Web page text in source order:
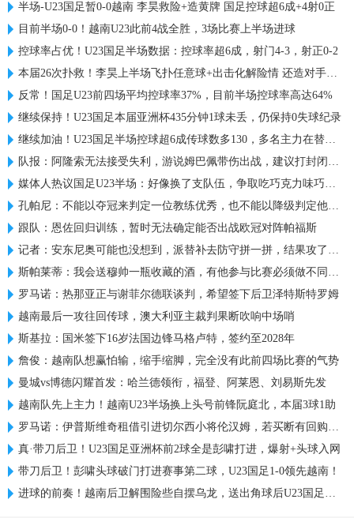
半场-U23国足暂0-0越南 李昊救险+造黄牌 国足控球超6成+4射0正
目前半场0-0！越南U23此前4战全胜，3场比赛上半场进球
控球率占优！U23国足半场数据：控球率超6成，射门4-3，射正0-2
本届26次扑救！李昊上半场飞扑任意球+出击化解险情 还造对手一黄
反常！国足U23前四场平均控球率37%，目前半场控球率高达64%
继续保持！U23国足本届亚洲杯435分钟1球未丢，仍保持0失球纪录
继续加油！U23国足半场控球超6成传球数多130，多名主力在替补席
队报：阿隆索无法接受失利，游说姆巴佩带伤出战，建议打封闭被拒
媒体人热议国足U23半场：好像换了支队伍，争取吃巧克力味巧克力
孔帕尼：不能以夺冠来判定一位教练优秀，也不能以降级判定他糟糕
跟队：恩佐回归训练，暂时无法确定能否出战欧冠对阵帕福斯
记者：安东尼奥可能也没想到，派替补去防守拼一拼，结果攻了半场
斯帕莱蒂：我会送穆帅一瓶收藏的酒，有他参与比赛必须做不同准备
罗马诺：热那亚正与谢菲尔德联谈判，希望签下后卫泽特斯特罗姆
越南最后一攻往回传球，澳大利亚主裁判果断吹响中场哨
斯基拉：国米签下16岁法国边锋马格卢特，签约至2028年
詹俊：越南队想赢怕输，缩手缩脚，完全没有此前四场比赛的气势
曼城vs博德闪耀首发：哈兰德领衔，福登、阿莱恩、刘易斯先发
越南队先上主力！越南U23半场换上头号前锋阮庭北，本届3球1助
罗马诺：伊普斯维奇租借引进切尔西小将伦汉姆，若买断有回购条款
真·带刀后卫！U23国足亚洲杯前2球全是彭啸打进，爆射+头球入网
带刀后卫！彭啸头球破门打进赛事第二球，U23国足1-0领先越南！
进球的前奏！越南后卫解围险些自摆乌龙，送出角球后U23国足破门